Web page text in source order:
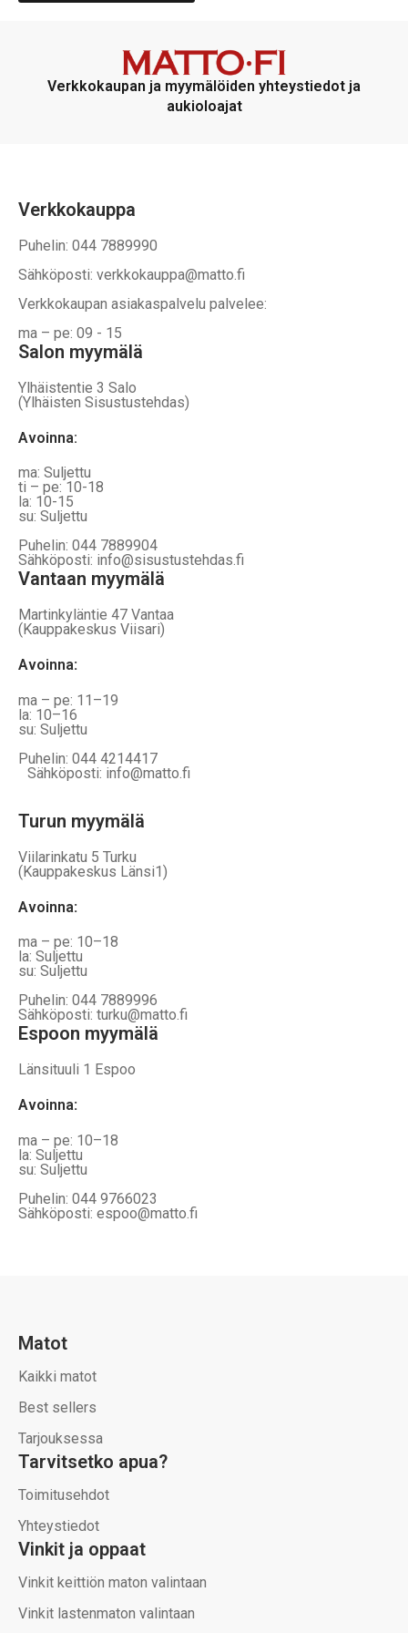
voidaan
Verkkokaupan ja myymälöiden yhteystiedot ja
aukioloajat
Verkkokauppa
Puhelin: 044 7889990
Sähköposti: verkkokauppa@matto.fi
Verkkokaupan asiakaspalvelu palvelee:
ma – pe: 09 - 15
Salon myymälä
Ylhäistentie 3 Salo
(Ylhäisten Sisustustehdas)
Avoinna:
ma: Suljettu
ti – pe: 10-18
la: 10-15
su: Suljettu
Puhelin: 044 7889904
Sähköposti: info@sisustustehdas.fi
Vantaan myymälä
Martinkyläntie 47 Vantaa
(Kauppakeskus Viisari)
Avoinna:
ma – pe: 11–19
la: 10–16
su: Suljettu
Puhelin: 044 4214417
Sähköposti: info@matto.fi
Turun myymälä
Viilarinkatu 5 Turku
(Kauppakeskus Länsi1)
Avoinna:
ma – pe: 10–18
la: Suljettu
su: Suljettu
Puhelin: 044 7889996
Sähköposti: turku@matto.fi
Espoon myymälä
Länsituuli 1 Espoo
Avoinna:
ma – pe: 10–18
la: Suljettu
su: Suljettu
Puhelin: 044 9766023
Sähköposti: espoo@matto.fi
Matot
Kaikki matot
Best sellers
Tarjouksessa
Tarvitsetko apua?
Toimitusehdot
Yhteystiedot
Vinkit ja oppaat
Vinkit keittiön maton valintaan
Vinkit lastenmaton valintaan